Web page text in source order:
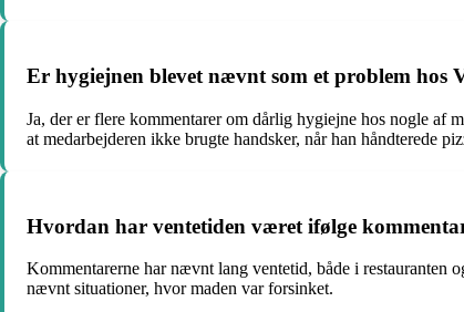
Er hygiejnen blevet nævnt som et problem hos
Ja, der er flere kommentarer om dårlig hygiejne hos nogle af
at medarbejderen ikke brugte handsker, når han håndterede
Hvordan har ventetiden været ifølge
Kommentarerne har nævnt lang ventetid, både i restauranten
nævnt situationer, hvor maden var forsinket.